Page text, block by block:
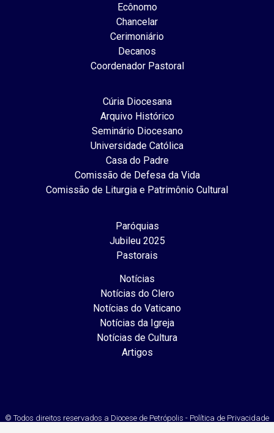
Ecônomo
Chancelar
Cerimoniário
Decanos
Coordenador Pastoral
Cúria Diocesana
Arquivo Histórico
Seminário Diocesano
Universidade Católica
Casa do Padre
Comissão de Defesa da Vida
Comissão de Liturgia e Patrimônio Cultural
Paróquias
Jubileu 2025
Pastorais
Notícias
Notícias do Clero
Notícias do Vaticano
Notícias da Igreja
Notícias de Cultura
Artigos
© Todos direitos reservados a Diocese de Petrópolis - Política de Privacidade